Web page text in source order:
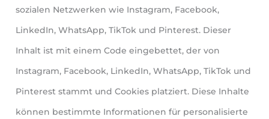
sozialen Netzwerken wie Instagram, Facebook,
LinkedIn, WhatsApp, TikTok und Pinterest. Dieser
Inhalt ist mit einem Code eingebettet, der von
Instagram, Facebook, LinkedIn, WhatsApp, TikTok und
Pinterest stammt und Cookies platziert. Diese Inhalte
können bestimmte Informationen für personalisierte